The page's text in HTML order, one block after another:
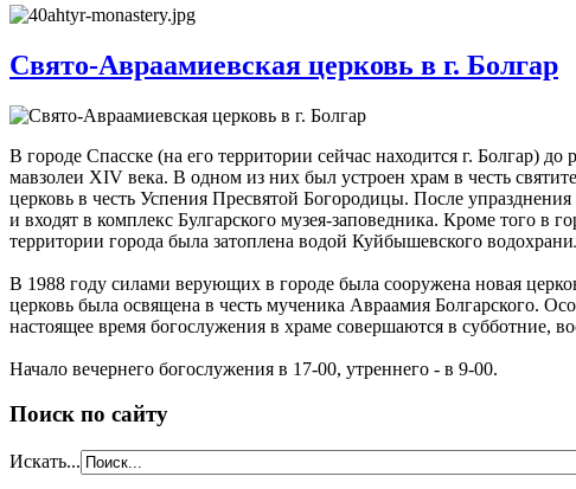
Свято-Авраамиевская церковь в г. Болгар
В городе Спасске (на его территории сейчас находится г.
мавзолеи XIV века. В одном из них был устроен храм в честь
церковь в честь Успения Пресвятой Богородицы. После
и входят в комплекс Булгарского музея-заповедника. Кроме того
территории города была затоплена водой Куйбышевского
В 1988 году силами верующих в городе была сооружена новая
церковь была освящена в честь мученика Авраамия Болгарского.
настоящее время богослужения в храме совершаются в субботние,
Начало вечернего богослужения в 17-00, утреннего - в 9-00.
Поиск по сайту
Искать...